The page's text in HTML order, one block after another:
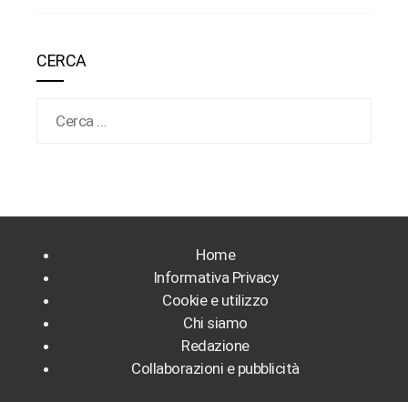
CERCA
Home
Informativa Privacy
Cookie e utilizzo
Chi siamo
Redazione
Collaborazioni e pubblicità